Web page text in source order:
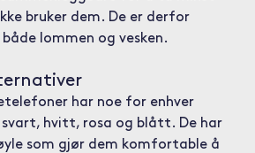
bruker dem. De er derfor
lommen og vesken.
har noe for enhver
hvitt, rosa og blått. De har
som gjør dem komfortable å